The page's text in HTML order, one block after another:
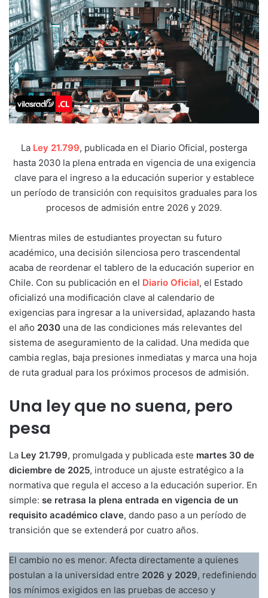
La Ley 21.799, publicada en el Diario Oficial, posterga
hasta 2030 la plena entrada en vigencia de una exigencia
clave para el ingreso a la educación superior y establece
un período de transición con requisitos graduales para los
procesos de admisión entre 2026 y 2029.
Mientras miles de estudiantes proyectan su futuro
académico, una decisión silenciosa pero trascendental
acaba de reordenar el tablero de la educación superior en
Chile. Con su publicación en el Diario Oficial, el Estado
oficializó una modificación clave al calendario de
exigencias para ingresar a la universidad, aplazando hasta
el año 2030 una de las condiciones más relevantes del
sistema de aseguramiento de la calidad. Una medida que
cambia reglas, baja presiones inmediatas y marca una hoja
de ruta gradual para los próximos procesos de admisión.
Una ley que no suena, pero
pesa
La Ley 21.799, promulgada y publicada este martes 30 de
diciembre de 2025, introduce un ajuste estratégico a la
normativa que regula el acceso a la educación superior. En
simple: se retrasa la plena entrada en vigencia de un
requisito académico clave, dando paso a un período de
transición que se extenderá por cuatro años.
El cambio no es menor. Afecta directamente a quienes
postulan a la universidad entre 2026 y 2029, redefiniendo
los mínimos exigidos en las pruebas de acceso y